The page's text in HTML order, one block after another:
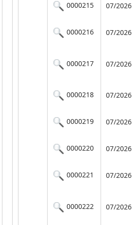
0000215 07/2026
0000216 07/2026
0000217 07/2026
0000218 07/2026
0000219 07/2026
0000220 07/2026
0000221 07/2026
0000222 07/2026